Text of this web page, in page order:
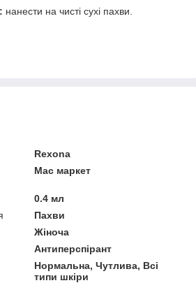
нанести на чисті сухі пахви.
Rexona
Мас маркет
0.4 мл
Пахви
Жіноча
Антиперспірант
Нормальна, Чутлива, Всі
типи шкіри